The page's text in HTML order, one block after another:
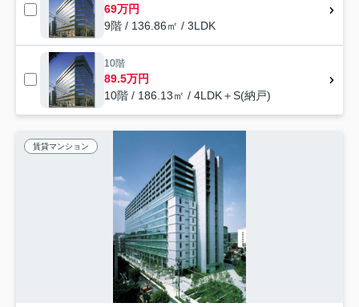
69万円
9階 / 136.86㎡ / 3LDK
10階
89.5万円
10階 / 186.13㎡ / 4LDK＋S(納戸)
賃貸マンション